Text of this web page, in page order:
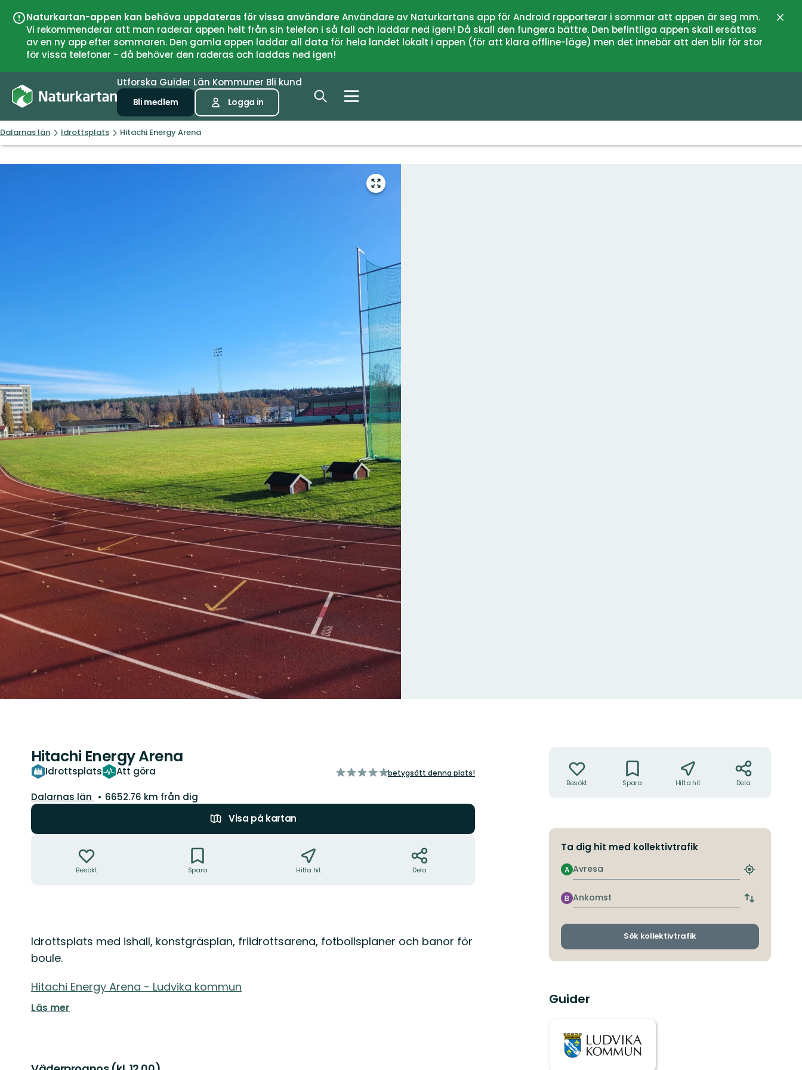
Naturkartan-appen kan behöva uppdateras för vissa användareAnvändare av Naturkartans app för Android rapporterar i sommar att appen är seg mm.
Vi rekommenderar att man raderar appen helt från sin telefon i så fall och laddar ned igen! Då skall den fungera bättre. Den befintliga appen skall ersättas
av en ny app efter sommaren. Den gamla appen laddar all data för hela landet lokalt i appen (för att klara offline-läge) men det innebär att den blir för stor
för vissa telefoner - då behöver den raderas och laddas ned igen!
Utforska Guider Län Kommuner Bli kund
Bli medlem Logga in
Dalarnas län Idrottsplats Hitachi Energy Arena
Gå
till
Hitachi Energy Arena
Idrottsplats Att göra
av
betygsätt denna plats!
Län:
Dalarnas län
6652.76 km från dig
Visa på kartan
Besökt Spara Hitta hit Dela
Beskrivning
Idrottsplats med ishall, konstgräsplan, friidrottsarena, fotbollsplaner och banor för
boule.
Hitachi Energy Arena - Ludvika kommun
Läs mer
Besökt Spara Hitta hit Dela
Ta dig hit med kollektivtrafik
Avresa
A
Hitta
hållplats
Ankomst
B
Byt
och
Sök kollektivtrafik
Guider